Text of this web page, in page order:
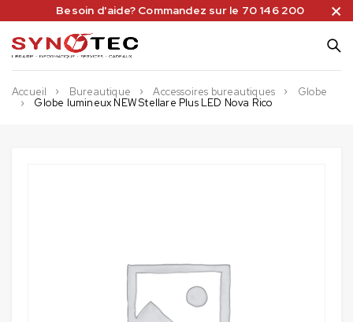
Besoin d'aide? Commandez sur le 70 146 200
Accueil Bureautique Accessoires bureautiques
Globe
Globe lumineux NEW Stellare Plus LED Nova Rico